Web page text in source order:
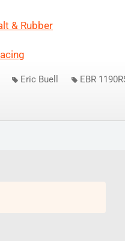
& Rubber
Eric Buell EBR